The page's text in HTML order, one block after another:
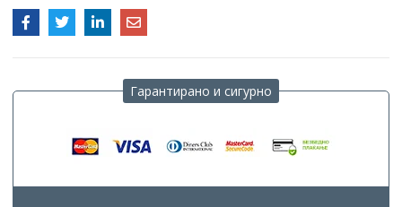
Гарантирано и сигурно